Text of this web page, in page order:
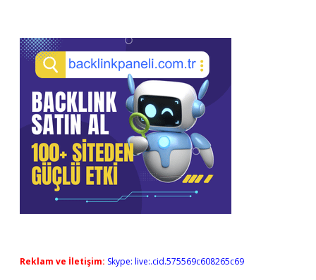
Reklam ve İletişim: Skype: live:.cid.575569c608265c69